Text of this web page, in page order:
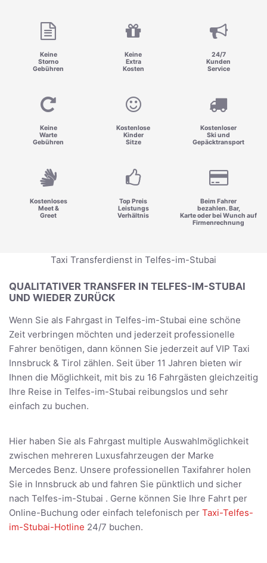
Keine
Storno
Gebühren
Keine
Extra
Kosten
24/7
Kunden
Service
Keine
Warte
Gebühren
Kostenlose
Kinder
Sitze
Kostenloser
Ski und
Gepäcktransport
Kostenloses
Meet &
Greet
Top Preis
Leistungs
Verhältnis
Beim Fahrer
bezahlen. Bar,
Karte oder bei Wunch auf
Firmenrechnung
Taxi Transferdienst in Telfes-im-Stubai
QUALITATIVER TRANSFER IN TELFES-IM-STUBAI
UND WIEDER ZURÜCK
Wenn Sie als Fahrgast in Telfes-im-Stubai eine schöne
Zeit verbringen möchten und jederzeit professionelle
Fahrer benötigen, dann können Sie jederzeit auf VIP Taxi
Innsbruck & Tirol zählen. Seit über 11 Jahren bieten wir
Ihnen die Möglichkeit, mit bis zu 16 Fahrgästen gleichzeitig
Ihre Reise in Telfes-im-Stubai reibungslos und sehr
einfach zu buchen.
Hier haben Sie als Fahrgast multiple Auswahlmöglichkeit
zwischen mehreren Luxusfahrzeugen der Marke
Mercedes Benz. Unsere professionellen Taxifahrer holen
Sie in Innsbruck ab und fahren Sie pünktlich und sicher
nach Telfes-im-Stubai . Gerne können Sie Ihre Fahrt per
Online-Buchung oder einfach telefonisch per Taxi-Telfes-
im-Stubai-Hotline 24/7 buchen.